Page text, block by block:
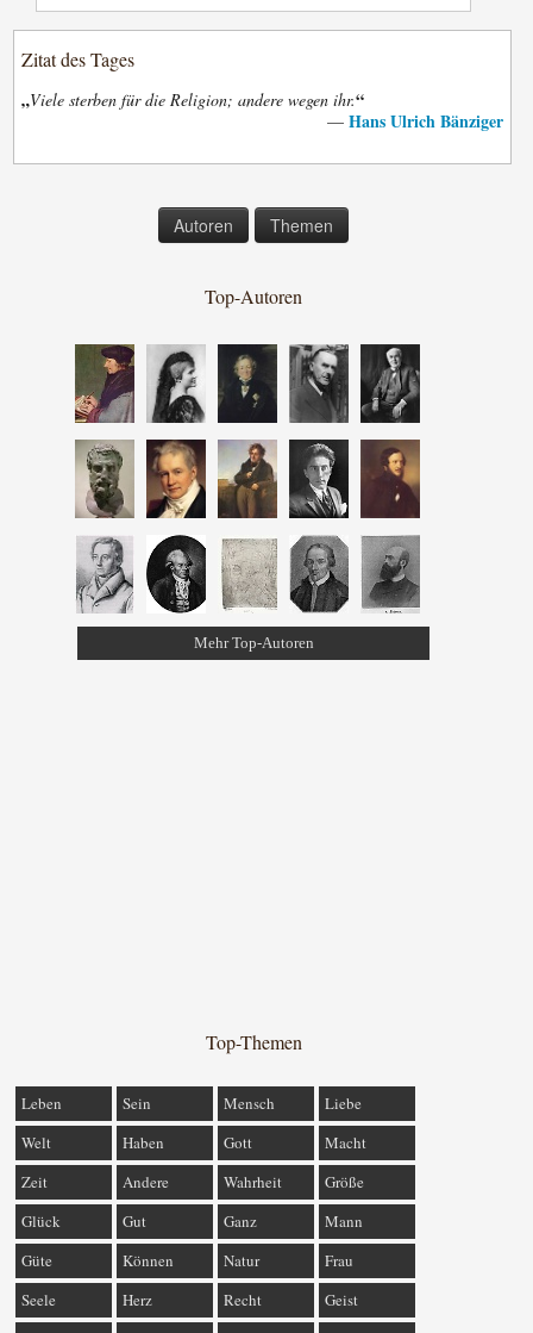
Zitat des Tages
„Viele sterben für die Religion; andere wegen ihr.“
— Hans Ulrich Bänziger
Autoren Themen
Top-Autoren
Mehr Top-Autoren
Top-Themen
Leben Sein Mensch
Liebe
Welt
Haben Gott
Macht
Zeit
Andere Wahrheit
Größe
Glück
Gut Ganz
Mann
Güte
Können Natur
Frau
Seele
Herz Recht
Geist